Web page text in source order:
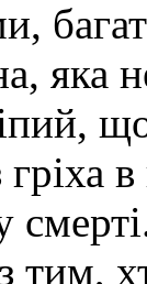
яка
тим,